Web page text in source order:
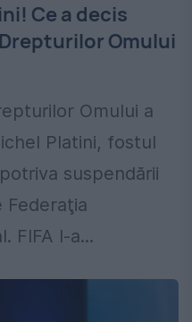
Ce a decis
Omului
Omului a
Platini, fostul
suspendării
FIFA l-a...